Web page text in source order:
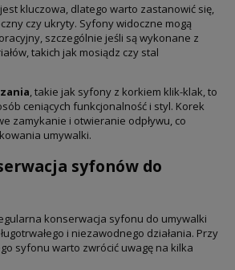
jest kluczowa, dlatego warto zastanowić się,
czy ukryty. Syfony widoczne mogą
szczególnie jeśli są wykonane z
takich jak mosiądz czy stal
, takie jak syfony z korkiem klik-klak, to
ceniących funkcjonalność i styl. Korek
zamykanie i otwieranie odpływu, co
umywalki.
syfonów do
konserwacja syfonu do umywalki
i niezawodnego działania. Przy
syfonu warto zwrócić uwagę na kilka